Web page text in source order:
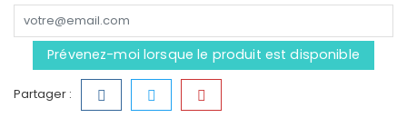
Prévenez-moi lorsque le produit est disponible
Partager :